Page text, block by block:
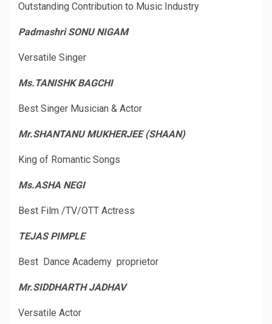
Outstanding Contribution to Music Industry
Padmashri SONU NIGAM
Versatile Singer
Ms.TANISHK BAGCHI
Best Singer Musician & Actor
Mr.SHANTANU MUKHERJEE (SHAAN)
King of Romantic Songs
Ms.ASHA NEGI
Best Film /TV/OTT Actress
TEJAS PIMPLE
Best Dance Academy proprietor
Mr.SIDDHARTH JADHAV
Versatile Actor